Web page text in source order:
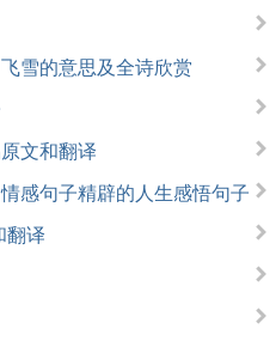
雪的意思及全诗欣赏
文和翻译
感句子精辟的人生感悟句子
翻译